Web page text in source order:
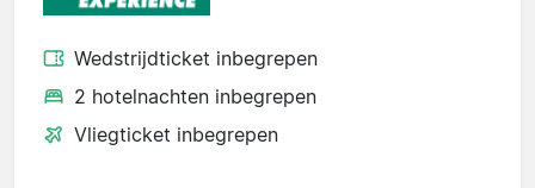
Wedstrijdticket inbegrepen
2 hotelnachten inbegrepen
Vliegticket inbegrepen